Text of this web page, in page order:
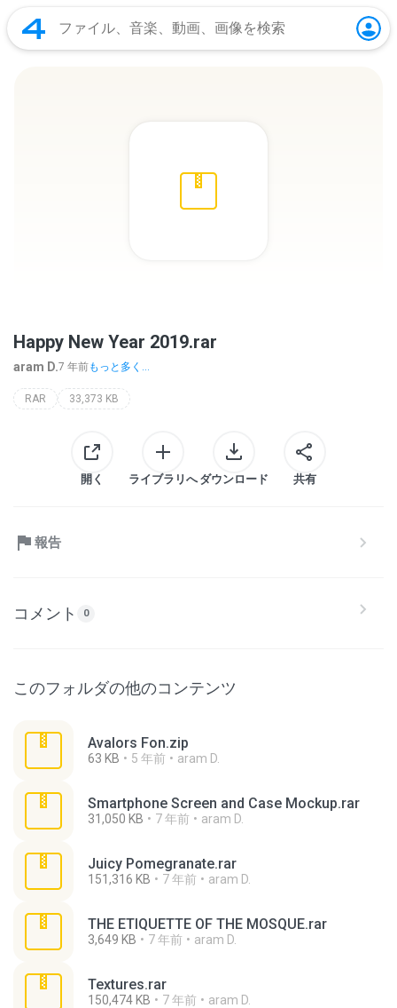
Happy New Year 2019.rar
aram D.7 年前もっと多く...
RAR 33,373 KB
開く ライブラリへ ダウンロード 共有
報告
コメント 0
このフォルダの他のコンテンツ
Avalors Fon.zip
63 KB 5 年前 aram D.
Smartphone Screen and Case Mockup.rar
31,050 KB 7 年前 aram D.
Juicy Pomegranate.rar
151,316 KB 7 年前 aram D.
THE ETIQUETTE OF THE MOSQUE.rar
3,649 KB 7 年前 aram D.
Textures.rar
150,474 KB 7 年前 aram D.